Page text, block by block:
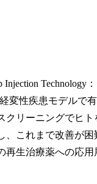
Technology
変性疾患モデルで
リーニングでヒ
、これまで改善が
生治療薬への応用